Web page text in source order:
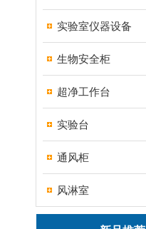
实验室仪器设备
生物安全柜
超净工作台
实验台
通风柜
风淋室